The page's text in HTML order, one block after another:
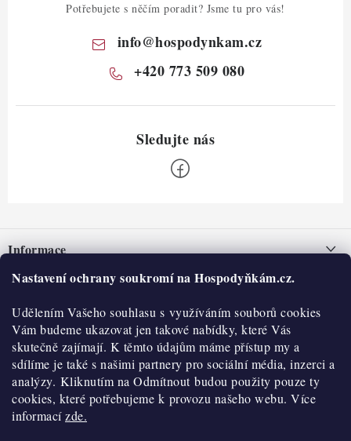
Nastavení ochrany soukromí na Hospodyňkám.cz.
Udělením Vašeho souhlasu s využíváním souborů cookies
Vám budeme ukazovat jen takové nabídky, které Vás
skutečně zajímají. K těmto údajům máme přístup my a
sdílíme je také s našimi partnery pro sociální média, inzerci a
analýzy. Kliknutím na Odmítnout budou použity pouze ty
cookies, které potřebujeme k provozu našeho webu. Více
informacízde.
Potřebujete s něčím poradit? Jsme tu pro vás!
info@hospodynkam.cz
+420 773 509 080
pInformace
Nepřevzetí zásilky na dobírku
Obchodní podmínky
Hodnocení obchodu
Blog
Moje objednávka
O nás
Historie
Kontakty
O nákupu
Reklamace a vratky
Výdejní místa